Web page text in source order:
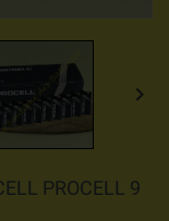

PROCELL 9